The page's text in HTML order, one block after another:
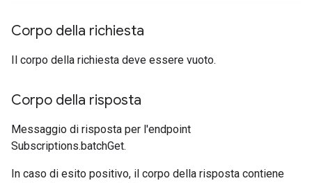
Corpo della richiesta
Il corpo della richiesta deve essere vuoto.
Corpo della risposta
Messaggio di risposta per l'endpoint
Subscriptions.batchGet.
In caso di esito positivo, il corpo della risposta contiene